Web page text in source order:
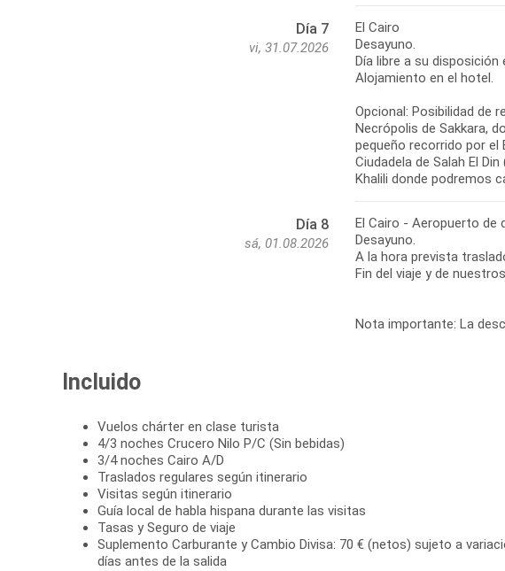
Día 7
vi, 31.07.2026
El Cairo
Desayuno.
Día libre a su
Alojamiento en el hotel.
Opcional: Posibilidad de
Necrópolis de Sakkara,
pequeño recorrido por el
Ciudadela de Salah El
Khalili donde podremos
Día 8
sá, 01.08.2026
El Cairo - Aeropuerto de
Desayuno.
A la hora prevista
Fin del viaje y de
Nota importante: La
Incluido
Vuelos chárter en clase turista
4/3 noches Crucero Nilo P/C (Sin bebidas)
3/4 noches Cairo A/D
Traslados regulares según itinerario
Visitas según itinerario
Guía local de habla hispana durante las visitas
Tasas y Seguro de viaje
Suplemento Carburante y Cambio Divisa: 70 € (netos) sujeto a
días antes de la salida